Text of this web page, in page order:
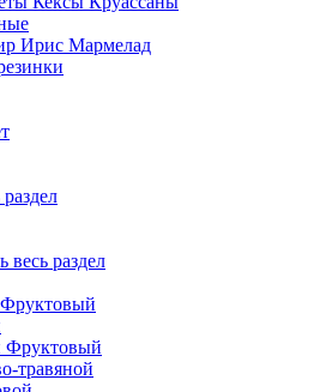
Ирис Мармелад
весь раздел
Фруктовый
травяной